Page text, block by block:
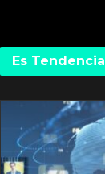
Es Tendencia